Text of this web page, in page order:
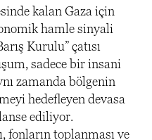
kalan Gaza için
hamle sinyali
Kurulu” çatısı
sadece bir insani
zamanda bölgenin
hedefleyen devasa
ediliyor.
fonların toplanması ve